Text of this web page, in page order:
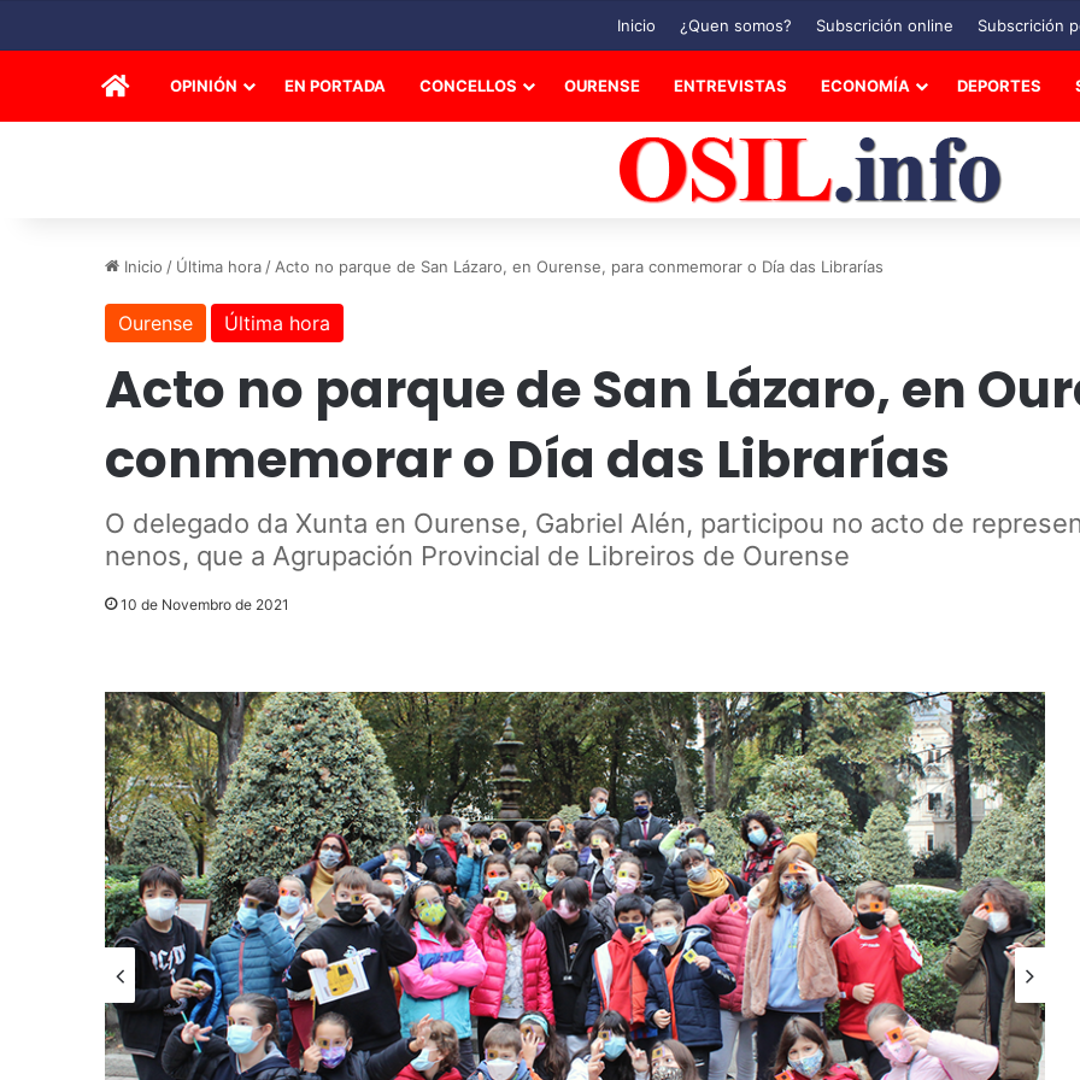
Inicio ¿Quen somos? Subscrición online Subscrición
INICIOOPINIÓN EN PORTADA CONCELLOS OURENSE ENTREVISTAS ECONOMÍA DEPORTES
Inicio / Última hora / Acto no parque de San Lázaro, en Ourense, para conmemorar o Día das Librarías
Ourense Última hora
Acto no parque de San Lázaro, en
conmemorar o Día das Librarías
O delegado da Xunta en Ourense, Gabriel Alén, participou no acto de
nenos, que a Agrupación Provincial de Libreiros de Ourense
10 de Novembro de 2021